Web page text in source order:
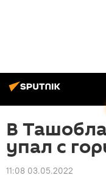
В
упал с
11:08 03.05.2022